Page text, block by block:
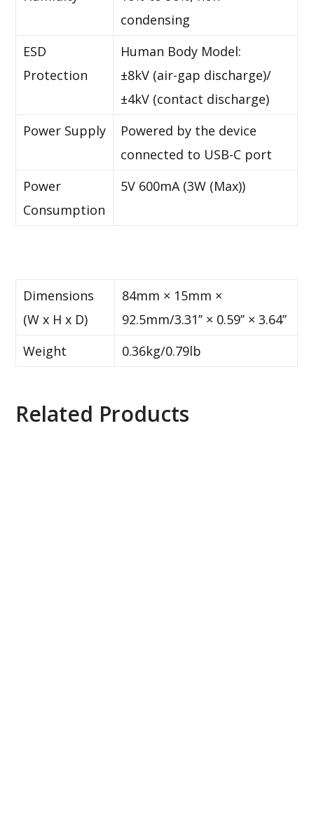
condensing
ESD
Protection
Human Body Model:
±8kV (air-gap discharge)/
±4kV (contact discharge)
Power Supply
Powered by the device
connected to USB-C port
Power
Consumption
5V 600mA (3W (Max))
Dimensions
(W x H x D)
84mm × 15mm ×
92.5mm/3.31’’ × 0.59’’ × 3.64’’
Weight
0.36kg/0.79lb
Related Products